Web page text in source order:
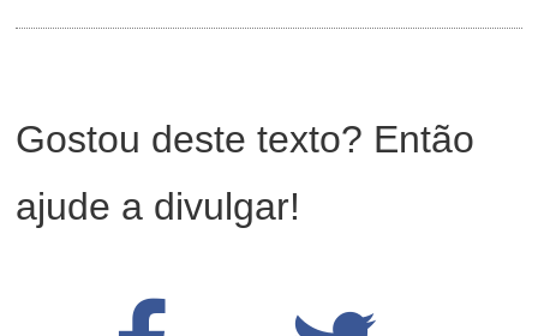
Gostou deste texto? Então
ajude a divulgar!